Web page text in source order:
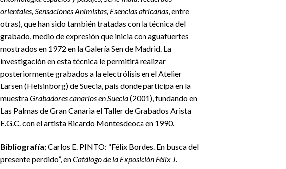
orientales, Sensaciones Animistas, Esencias africanas, entre
otras), que han sido también tratadas con la técnica del
grabado, medio de expresión que inicia con aguafuertes
mostrados en 1972 en la Galería Sen de Madrid. La
investigación en esta técnica le permitirá realizar
posteriormente grabados a la electrólisis en el Atelier
Larsen (Helsinborg) de Suecia, país donde participa en la
muestraGrabadores canarios en Suecia(2001), fundando en
Las Palmas de Gran Canaria el Taller de Grabados Arista
E.G.C. con el artista Ricardo Montesdeoca en 1990.
Bibliografía:Carlos E. PINTO: “Félix Bordes. En busca del
presente perdido”, enCatálogo de la Exposición Félix J.